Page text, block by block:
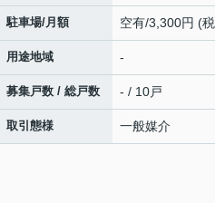
駐車場/月額 空有/3,300円 (
用途地域 -
募集戸数 / 総戸数 - / 10戸
取引態様 一般媒介